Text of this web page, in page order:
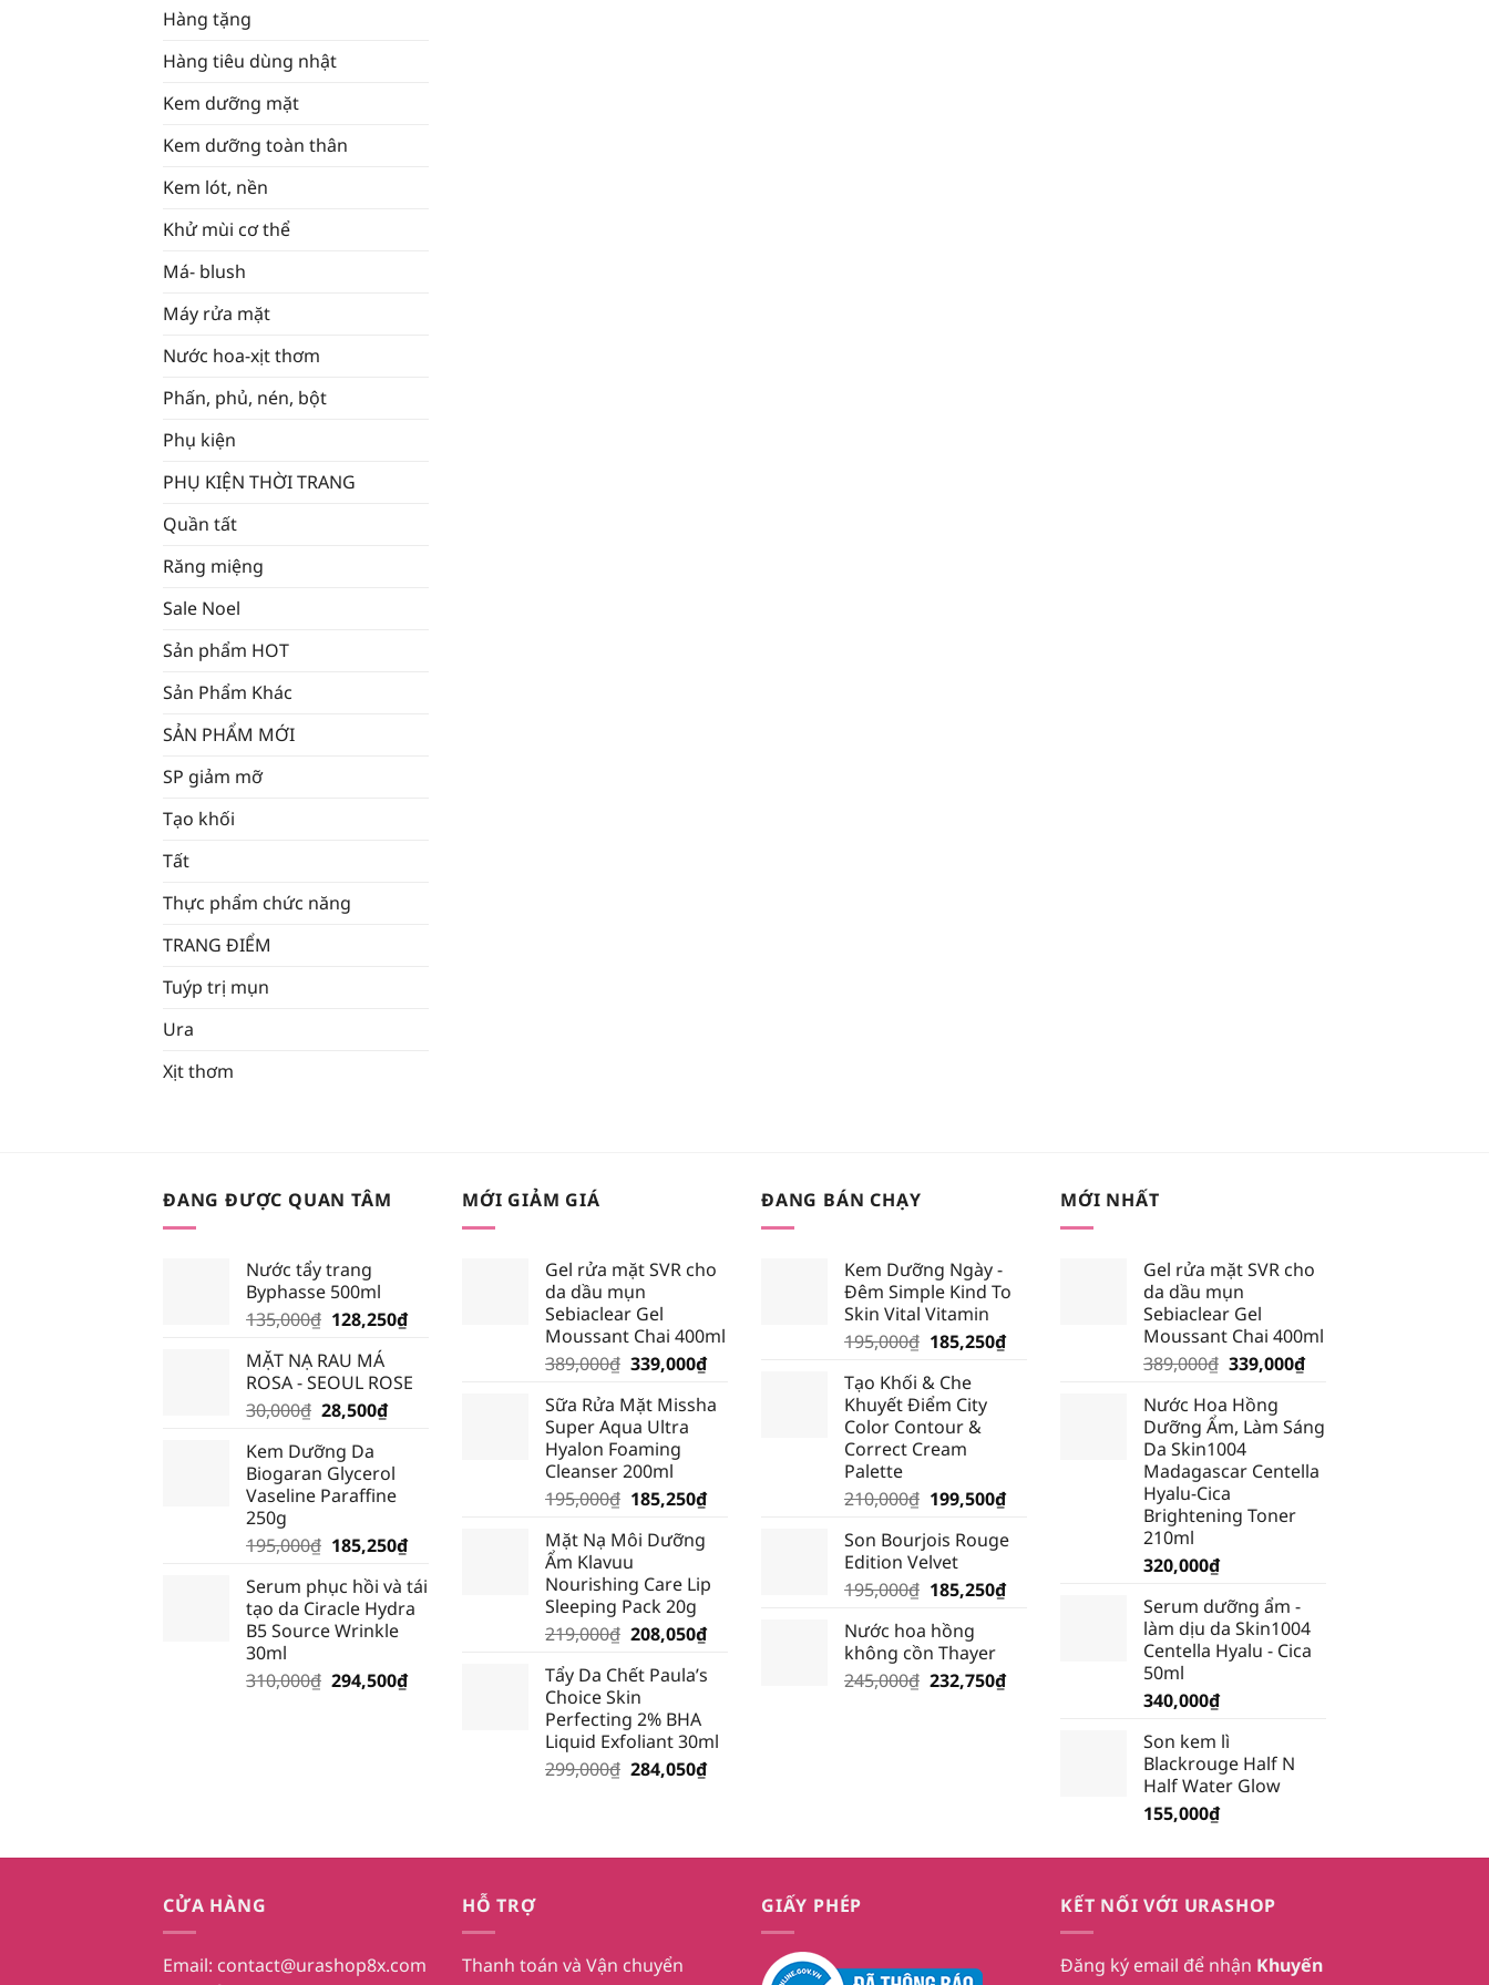
Hàng tặng
Hàng tiêu dùng nhật
Kem dưỡng mặt
Kem dưỡng toàn thân
Kem lót, nền
Khử mùi cơ thể
Má- blush
Máy rửa mặt
Nước hoa-xịt thơm
Phấn, phủ, nén, bột
Phụ kiện
PHỤ KIỆN THỜI TRANG
Quần tất
Răng miệng
Sale Noel
Sản phẩm HOT
Sản Phẩm Khác
SẢN PHẨM MỚI
SP giảm mỡ
Tạo khối
Tất
Thực phẩm chức năng
TRANG ĐIỂM
Tuýp trị mụn
Ura
Xịt thơm
ĐANG ĐƯỢC QUAN TÂM
Nước tẩy trang
Byphasse 500ml
135,000₫ Giá
là:
135,000₫.
128,250₫Giá
là:
MẶT NẠ RAU MÁ
ROSA - SEOUL ROSE
30,000₫ Giá
là:
30,000₫.
28,500₫Giá
là:
28,500₫.
Kem Dưỡng Da
Biogaran Glycerol
Vaseline Paraffine
250g
195,000₫ Giá
là:
195,000₫.
185,250₫Giá
tại
là:
Serum phục hồi và tái
tạo da Ciracle Hydra
B5 Source Wrinkle
30ml
310,000₫ Giá
294,500₫Giá
MỚI GIẢM GIÁ
Gel rửa mặt SVR cho
da dầu mụn
Sebiaclear Gel
Moussant Chai 400ml
389,000₫ Giá
là:
389,000₫.
339,000₫Giá
tại
Sữa Rửa Mặt Missha
Super Aqua Ultra
Hyalon Foaming
Cleanser 200ml
195,000₫ Giá
là:
195,000₫.
185,250₫Giá
185,250₫.
Mặt Nạ Môi Dưỡng
Ẩm Klavuu
Nourishing Care Lip
Sleeping Pack 20g
219,000₫ Giá
là:
219,000₫.
208,050₫Giá
tại
Tẩy Da Chết Paula’s
Choice Skin
Perfecting 2% BHA
Liquid Exfoliant 30ml
299,000₫ Giá
284,050₫Giá
284,050₫.
ĐANG BÁN CHẠY
Kem Dưỡng Ngày -
Đêm Simple Kind To
Skin Vital Vitamin
195,000₫ Giá
là:
195,000₫.
185,250₫Giá
Tạo Khối & Che
Khuyết Điểm City
Color Contour &
Correct Cream
Palette
210,000₫ Giá
là:
210,000₫.
199,500₫Giá
tại
199,500₫.
Son Bourjois Rouge
Edition Velvet
195,000₫ Giá
là:
195,000₫.
185,250₫Giá
185,250₫.
Nước hoa hồng
không cồn Thayer
245,000₫ Giá
232,750₫Giá
MỚI NHẤT
Gel rửa mặt SVR cho
da dầu mụn
Sebiaclear Gel
Moussant Chai 400ml
389,000₫ Giá
là:
389,000₫.
339,000₫Giá
là:
Nước Hoa Hồng
Dưỡng Ẩm, Làm Sáng
Da Skin1004
Madagascar Centella
Hyalu-Cica
Brightening Toner
210ml
320,000₫
Serum dưỡng ẩm -
làm dịu da Skin1004
Centella Hyalu - Cica
50ml
340,000₫
Son kem lì
Blackrouge Half N
Half Water Glow
155,000₫
CỬA HÀNG
Email: contact@urashop8x.com
HỖ TRỢ
Thanh toán và Vận chuyển
GIẤY PHÉP KẾT NỐI VỚI URASHOP
Đăng ký email để nhận Khuyến